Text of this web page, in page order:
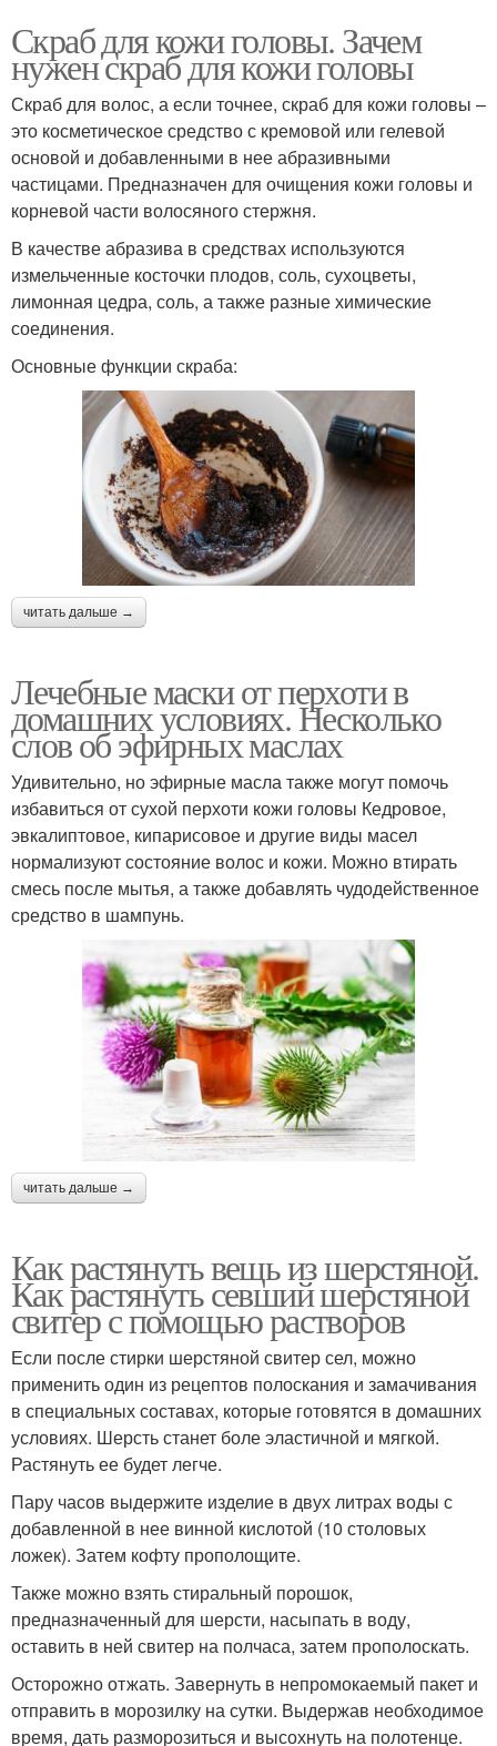
Скраб для кожи головы. Зачем
нужен скраб для кожи головы
Скраб для волос, а если точнее, скраб для кожи головы –
это косметическое средство с кремовой или гелевой
основой и добавленными в нее абразивными
частицами. Предназначен для очищения кожи головы и
корневой части волосяного стержня.
В качестве абразива в средствах используются
измельченные косточки плодов, соль, сухоцветы,
лимонная цедра, соль, а также разные химические
соединения.
Основные функции скраба:
читать дальше →
Лечебные маски от перхоти в
домашних условиях. Несколько
слов об эфирных маслах
Удивительно, но эфирные масла также могут помочь
избавиться от сухой перхоти кожи головы Кедровое,
эвкалиптовое, кипарисовое и другие виды масел
нормализуют состояние волос и кожи. Можно втирать
смесь после мытья, а также добавлять чудодейственное
средство в шампунь.
читать дальше →
Как растянуть вещь из шерстяной.
Как растянуть севший шерстяной
свитер с помощью растворов
Если после стирки шерстяной свитер сел, можно
применить один из рецептов полоскания и замачивания
в специальных составах, которые готовятся в домашних
условиях. Шерсть станет боле эластичной и мягкой.
Растянуть ее будет легче.
Пару часов выдержите изделие в двух литрах воды с
добавленной в нее винной кислотой (10 столовых
ложек). Затем кофту прополощите.
Также можно взять стиральный порошок,
предназначенный для шерсти, насыпать в воду,
оставить в ней свитер на полчаса, затем прополоскать.
Осторожно отжать. Завернуть в непромокаемый пакет и
отправить в морозилку на сутки. Выдержав необходимое
время, дать разморозиться и высохнуть на полотенце.